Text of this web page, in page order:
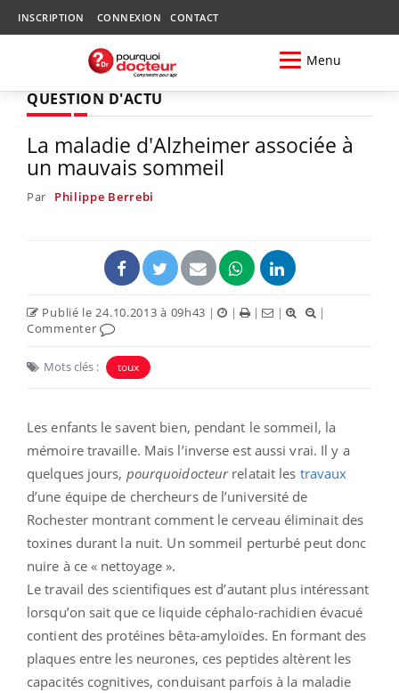
INSCRIPTION CONNEXION CONTACT
Menu
QUESTION D'ACTU
La maladie d'Alzheimer associée à
un mauvais sommeil
Par Philippe Berrebi
Publié le 24.10.2013 à 09h43 | | | |
|
Commenter
Mots clés : toux
Les enfants le savent bien, pendant le sommeil, la
mémoire travaille. Mais l’inverse est aussi vrai. Il y a
quelques jours, pourquoidocteurrelatait les travaux
d’une équipe de chercheurs de l’université de
Rochester montrant comment le cerveau éliminait des
toxines durant la nuit. Un sommeil perturbé peut donc
nuire à ce « nettoyage ».
Le travail des scientifiques est d’autant plus intéressant
lorsqu’on sait que ce liquide céphalo-rachidien évacué
contient des protéines bêta-amyloïdes. En formant des
plaques entre les neurones, ces peptides altèrent les
capacités cognitives, conduisant parfois à la maladie